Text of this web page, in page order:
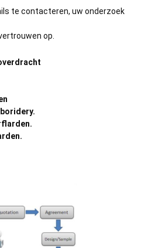
te contacteren, uw onderzoek
op.